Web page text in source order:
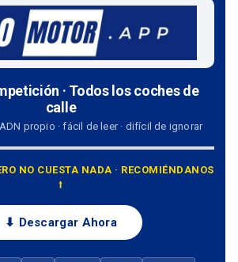
· Todos los coches de
calle
propio · fácil de leer · difícil de ignorar
NO CUESTA NADA · RECOMIÉNDANOS
⭡
⬇ Descargar Ahora